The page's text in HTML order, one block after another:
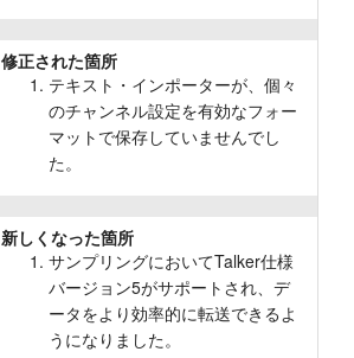
修正された箇所
テキスト・インポーターが、個々
のチャンネル設定を有効なフォー
マットで保存していませんでし
た。
新しくなった箇所
サンプリングにおいてTalker仕様
バージョン5がサポートされ、デ
ータをより効率的に転送できるよ
うになりました。